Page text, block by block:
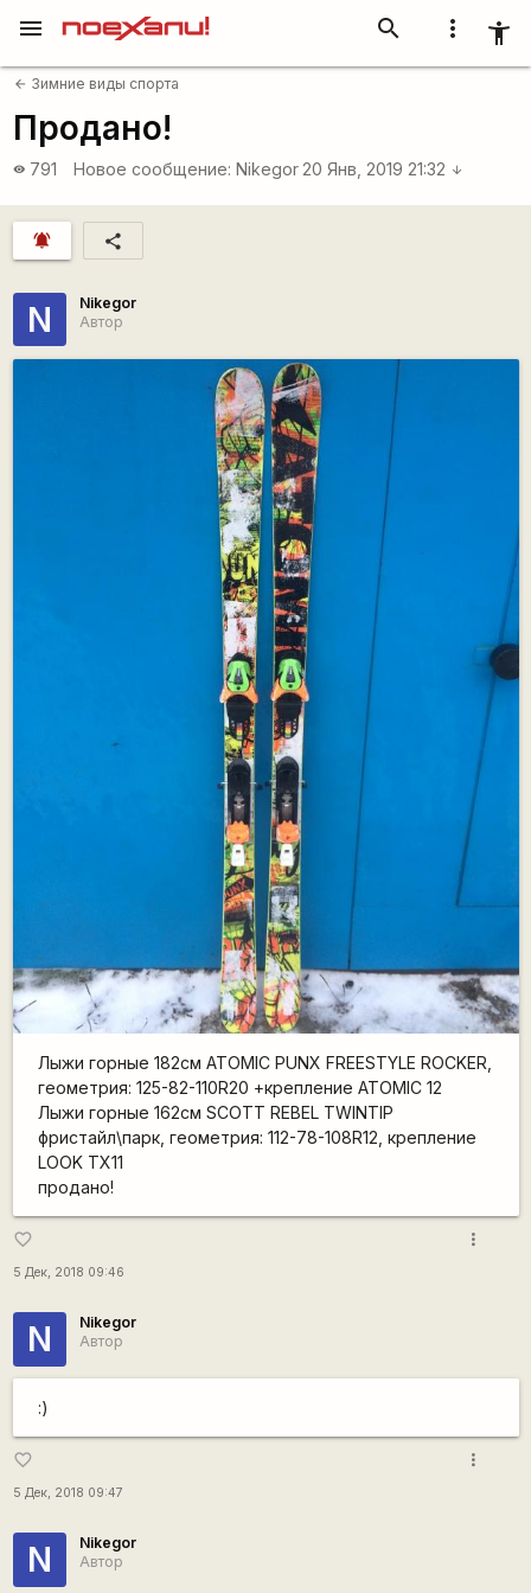
more_vert accessibility_new
search
menu
arrow_back Зимние виды спорта
Продано!
visibility 791 Новое сообщение: Nikegor 20 Янв, 2019 21:32 arrow_downward
notifications_active share
N
Nikegor
Автор
Лыжи горные 182см ATOMIC PUNX FREESTYLE ROCKER,
геометрия: 125-82-110R20 +крепление ATOMIC 12
Лыжи горные 162см SCOTT REBEL TWINTIP
фристайл\парк, геометрия: 112-78-108R12, крепление
LOOK TX11
продано!
favorite_border
5 Дек, 2018 09:46
more_vert
N
Nikegor
Автор
:)
favorite_border
5 Дек, 2018 09:47
more_vert
N
Nikegor
Автор